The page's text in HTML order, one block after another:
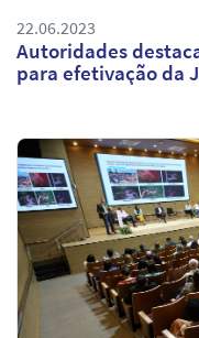
22.06.2023
Autoridades
para efetivação da